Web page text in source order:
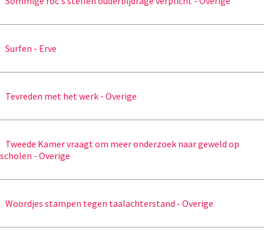
Surfen - Erve
Tevreden met het werk - Overige
Tweede Kamer vraagt om meer onderzoek naar geweld op
scholen - Overige
Woordjes stampen tegen taalachterstand - Overige